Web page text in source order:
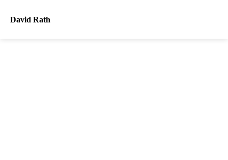
David Rath